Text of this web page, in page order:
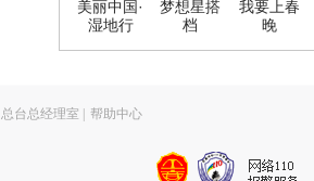
美丽中国·
湿地行
梦想星搭
档
我要上春
晚
总台总经理室 | 帮助中心